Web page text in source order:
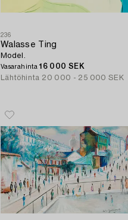
236
Walasse Ting
Model.
Vasarahinta16 000 SEK
Lähtöhinta 20 000 - 25 000 SEK